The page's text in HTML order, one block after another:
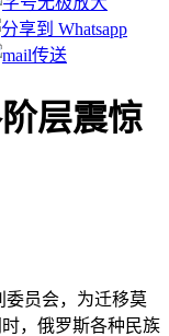
层震惊
委员会，为迁移莫
，俄罗斯各种民族